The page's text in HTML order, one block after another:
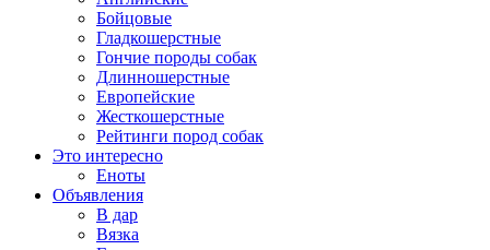
Бойцовые
Гладкошерстные
Гончие породы собак
Длинношерстные
Европейские
Жесткошерстные
Рейтинги пород собак
Это интересно
Еноты
Объявления
В дар
Вязка